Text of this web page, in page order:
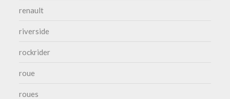
renault
riverside
rockrider
roue
roues